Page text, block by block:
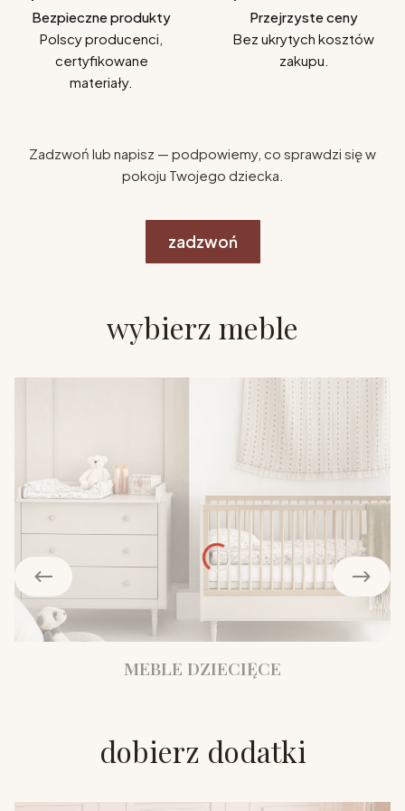
Bezpieczne produkty
Polscy producenci,
certyfikowane
materiały.
Przejrzyste ceny
Bez ukrytych kosztów
zakupu.
Zadzwoń lub napisz — podpowiemy, co sprawdzi się w
pokoju Twojego dziecka.
zadzwoń
wybierz meble
MEBLE DZIECIĘCE
dobierz dodatki